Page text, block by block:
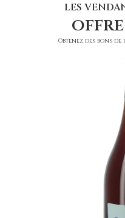
LES
Obtenez des bons